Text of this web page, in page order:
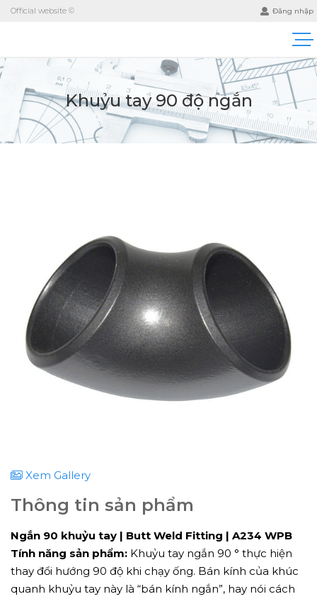
Official website © Đăng nhập
Khuỷu tay 90 độ ngắn
Xem Gallery
Thông tin sản phẩm
Ngắn 90 khuỷu tay | Butt Weld Fitting | A234 WPB
Tính năng sản phẩm: Khuỷu tay ngắn 90 ° thực hiện
thay đổi hướng 90 độ khi chạy ống. Bán kính của khúc
quanh khuỷu tay này là “bán kính ngắn”, hay nói cách